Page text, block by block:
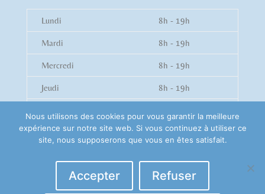
Lundi 8h - 19h
Mardi 8h - 19h
Mercredi 8h - 19h
Jeudi 8h - 19h
Samedi 8h - 12h
Nous utilisons des cookies pour vous garantir la meilleure
expérience sur notre site web. Si vous continuez à utiliser ce
site, nous supposerons que vous en êtes satisfait.
Accepter Refuser